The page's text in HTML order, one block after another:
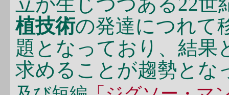
植技術の発達につれて
題となっており、結果
求めることが趨勢とな